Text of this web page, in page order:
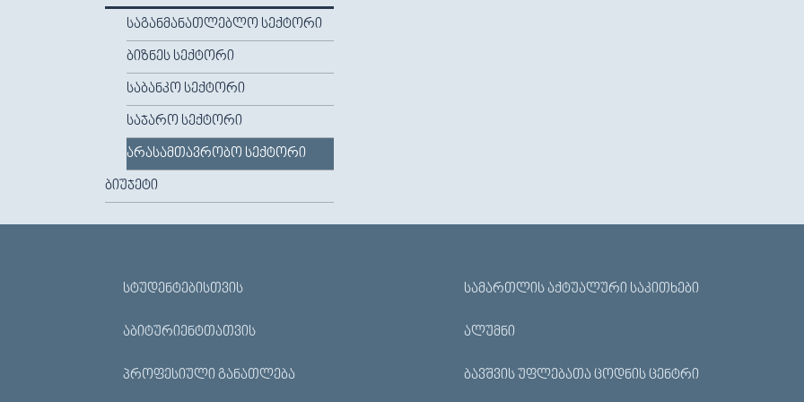
ᲡᲐᲒᲐᲜᲛᲐᲜᲐᲗᲚᲔᲑᲚᲝ ᲡᲔᲥᲢᲝᲠᲘ
ᲑᲘᲖᲜᲔᲡ ᲡᲔᲥᲢᲝᲠᲘ
ᲡᲐᲑᲐᲜᲙᲝ ᲡᲔᲥᲢᲝᲠᲘ
ᲡᲐᲯᲐᲠᲝ ᲡᲔᲥᲢᲝᲠᲘ
ᲐᲠᲐᲡᲐᲛᲗᲐᲕᲠᲝᲑᲝ ᲡᲔᲥᲢᲝᲠᲘ
ᲑᲘᲣᲯᲔᲢᲘ
ᲡᲢᲣᲓᲔᲜᲢᲔᲑᲘᲡᲗᲕᲘᲡ
ᲐᲑᲘᲢᲣᲠᲘᲔᲜᲢᲗᲐᲗᲕᲘᲡ
ᲞᲠᲝᲤᲔᲡᲘᲣᲚᲘ ᲒᲐᲜᲐᲗᲚᲔᲑᲐ
ᲡᲐᲛᲐᲠᲗᲚᲘᲡ ᲐᲥᲢᲣᲐᲚᲣᲠᲘ ᲡᲐᲙᲘᲗᲮᲔᲑᲘ
ᲐᲚᲣᲛᲜᲘ
ᲑᲐᲕᲨᲕᲘᲡ ᲣᲤᲚᲔᲑᲐᲗᲐ ᲪᲝᲓᲜᲘᲡ ᲪᲔᲜᲢᲠᲘ